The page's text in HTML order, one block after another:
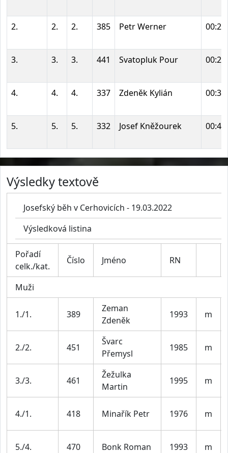
2. 2. 2. 385 Petr Werner
3. 3. 3. 441 Svatopluk Pour
4. 4. 4. 337 Zdeněk Kylián
5. 5. 5. 332 Josef Kněžourek
Výsledky textově
Josefský běh v Cerhovicích - 19.03.2022
Výsledková listina
Pořadí
celk./kat.
Číslo Jméno RN
Muži
1./1. 389
Zeman
Zdeněk
1993 m
2./2. 451
Švarc
Přemysl
1985 m
3./3. 461
Žežulka
Martin
1995 m
4./1. 418 Minařík Petr 1976 m
5./4. 470 Bonk Roman 1993 m